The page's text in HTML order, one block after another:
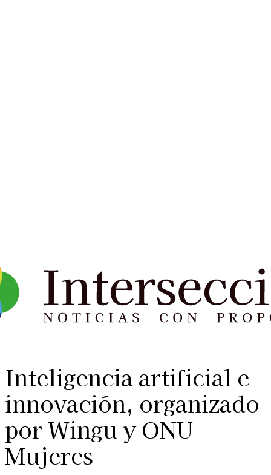
Inteligencia artificial e
innovación, organizado
por Wingu y ONU
Mujeres